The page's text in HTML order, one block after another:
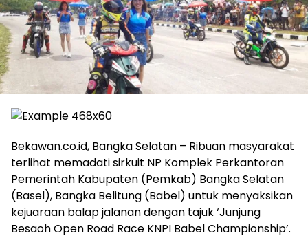
Bekawan.co.id, Bangka Selatan – Ribuan masyarakat
terlihat memadati sirkuit NP Komplek Perkantoran
Pemerintah Kabupaten (Pemkab) Bangka Selatan
(Basel), Bangka Belitung (Babel) untuk menyaksikan
kejuaraan balap jalanan dengan tajuk ‘Junjung
Besaoh Open Road Race KNPI Babel Championship’.